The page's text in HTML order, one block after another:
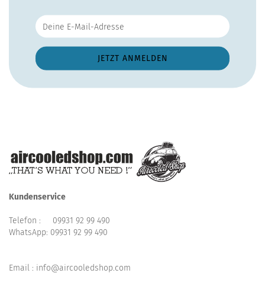
Kundenservice
Telefon : 09931 92 99 490
WhatsApp: 09931 92 99 490
Email : info@aircooledshop.com